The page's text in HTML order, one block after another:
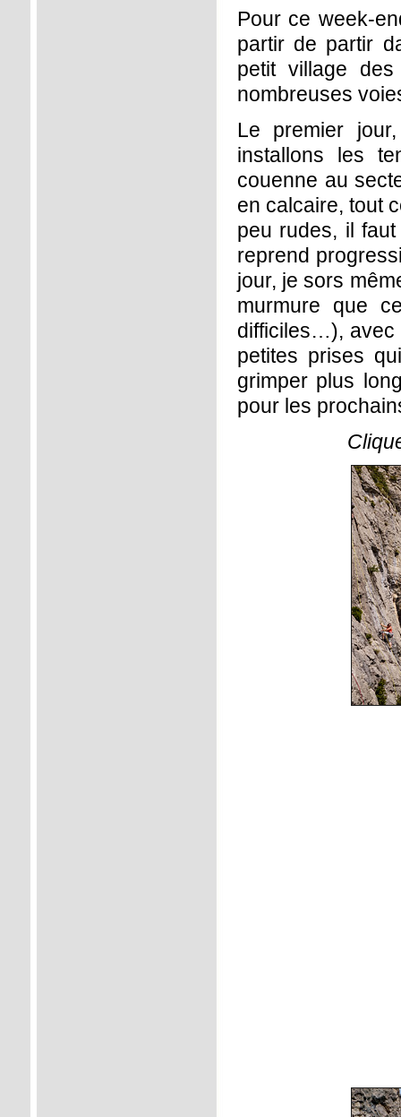
Pour ce week-
partir de partir
petit village
nombreuses
Le premier
installons les
couenne au
en calcaire, tout
peu rudes, il
reprend
jour, je sors
murmure que
difficiles…), avec
petites prises
grimper plus
pour les